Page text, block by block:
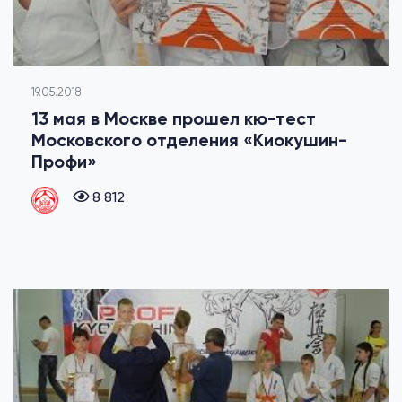
19.05.2018
13 мая в Москве прошел кю-тест
Московского отделения «Киокушин-
Профи»
8 812